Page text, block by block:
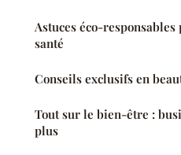
Astuces éco-
santé
Conseils exclusifs en
Tout sur le bien-être :
plus